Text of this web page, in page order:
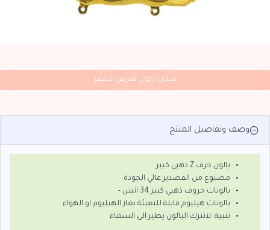
سجل دخول لعرض السعر
وصف وتفاصيل المنتج
بالون حرف Z ذهبي كبير
مصنوع من القصدير عالي الجودة
بالونات حروف ذهبي كبير 34 انش -
بالونات هيليوم قابلة للتعبئة بغاز الهيليوم او الهواء
تنبية :لاتترك البالون يطير الى السماء